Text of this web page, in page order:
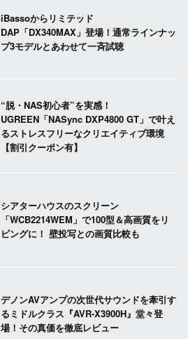
iBassoからリミテッド
DAP「DX340MAX」登場！通常ラインナッ
プ3モデルとあわせて一斉試聴
“脱・NAS初心者”を実感！
UGREEN「NASync DXP4800 GT」で叶え
るストレスフリーなクリエイティブ環境
【割引クーポン有】
シアターハウスのスクリーン
「WCB2214WEM」で100型＆高画質をリ
ビングに！ 壁投写との画質比較も
デノンAVアンプの次世代サウンドを牽引す
るミドルクラス『AVR-X3900H』堂々登
場！その真価を徹底レビュー